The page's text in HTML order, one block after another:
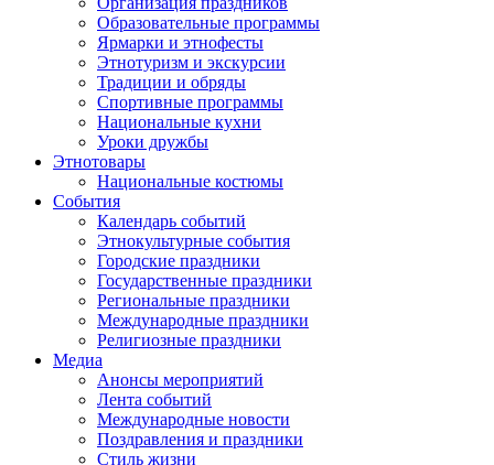
Образовательные программы
Ярмарки и этнофесты
Этнотуризм и экскурсии
Традиции и обряды
Спортивные программы
Национальные кухни
Уроки дружбы
Этнотовары
Национальные костюмы
События
Календарь событий
Этнокультурные события
Городские праздники
Государственные праздники
Региональные праздники
Международные праздники
Религиозные праздники
Медиа
Анонсы мероприятий
Лента событий
Международные новости
Поздравления и праздники
Cтиль жизни